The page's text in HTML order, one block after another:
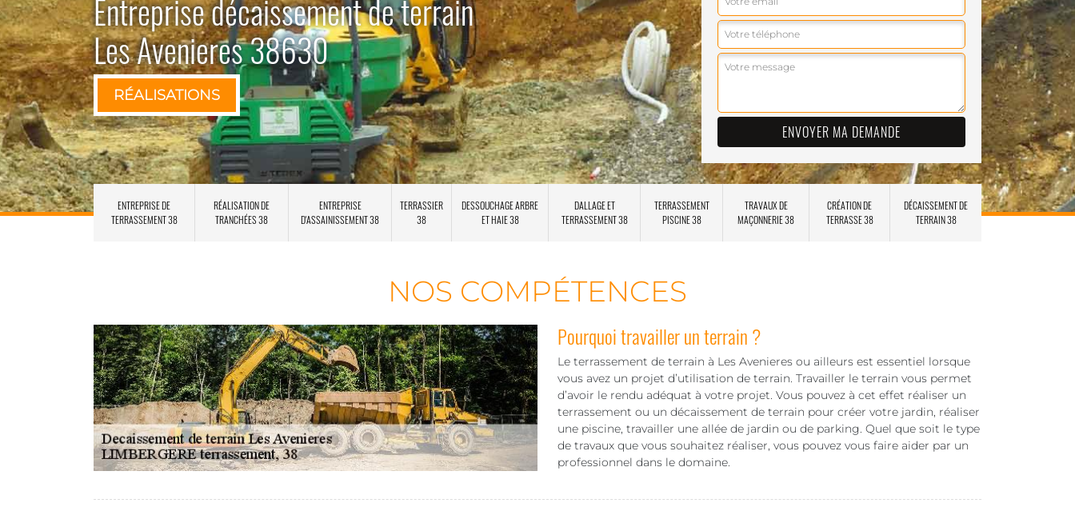
Entreprise décaissement de terrain
Les Avenieres 38630
RÉALISATIONS
ENTREPRISE DE
TERRASSEMENT 38
RÉALISATION DE
TRANCHÉES 38
ENTREPRISE
D'ASSAINISSEMENT 38
TERRASSIER
38
DESSOUCHAGE ARBRE
ET HAIE 38
DALLAGE ET
TERRASSEMENT 38
TERRASSEMENT
PISCINE 38
TRAVAUX DE
MAÇONNERIE 38
CRÉATION DE
TERRASSE 38
DÉCAISSEMENT DE
TERRAIN 38
NOS COMPÉTENCES
Pourquoi travailler un terrain ?
Le terrassement de terrain à Les Avenieres ou ailleurs est essentiel lorsque
vous avez un projet d’utilisation de terrain. Travailler le terrain vous permet
d’avoir le rendu adéquat à votre projet. Vous pouvez à cet effet réaliser un
terrassement ou un décaissement de terrain pour créer votre jardin, réaliser
une piscine, travailler une allée de jardin ou de parking. Quel que soit le type
de travaux que vous souhaitez réaliser, vous pouvez vous faire aider par un
professionnel dans le domaine.